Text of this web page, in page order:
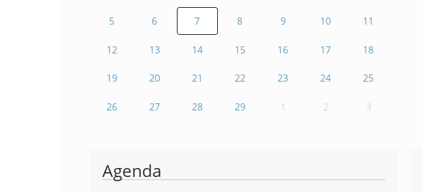
5 6 7 8 9 10 11
12 13 14 15 16 17 18
19 20 21 22 23 24 25
26 27 28 29 1 2 3
Agenda